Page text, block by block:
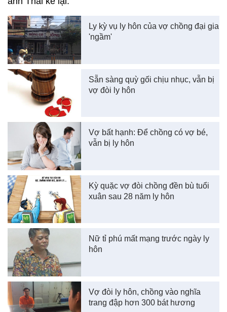
Ly kỳ vụ ly hôn của vợ chồng đại gia
'ngầm'
Sẵn sàng quỳ gối chịu nhục, vẫn bị
vợ đòi ly hôn
Vợ bất hạnh: Để chồng có vợ bé,
vẫn bị ly hôn
Kỳ quặc vợ đòi chồng đền bù tuổi
xuân sau 28 năm ly hôn
Nữ tỉ phú mất mạng trước ngày ly
hôn
Vợ đòi ly hôn, chồng vào nghĩa
trang đập hơn 300 bát hương